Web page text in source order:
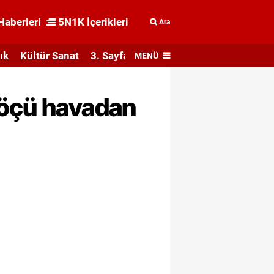
5N1K İçerikleri Ara
Kültür Sanat 3. Sayfa MENÜ
havadan